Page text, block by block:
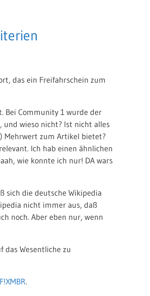
das ein Freifahrschein zum
Bei Community 1 wurde der
und wieso nicht? Ist nicht alles
Mehrwert zum Artikel bietet?
Ich hab einen ähnlichen
wie konnte ich nur! DA wars
sich die deutsche Wikipedia
nicht immer aus, daß
noch. Aber eben nur, wenn
das Wesentliche zu
F!XMBR.